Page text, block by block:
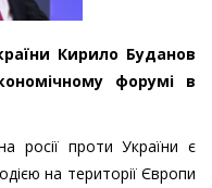
Кирило Буданов
форумі в
росії проти України є
на території Європи